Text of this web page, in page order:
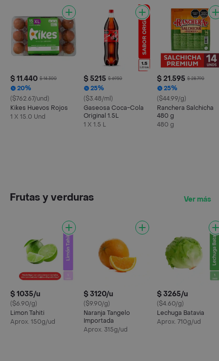
$ 11.440 $ 14.300
20%
($762.67/und)
Kikes Huevos Rojos
1 X 15.0 Und
$ 5215 $ 6950
25%
($3.48/ml)
Gaseosa Coca-Cola
Original 1.5L
1 X 1.5 L
$ 21.595 $ 28.790
25%
($44.99/g)
Ranchera Salchicha
480 g
480 g
Frutas y verduras Ver más
$ 1035/u
($6.90/g)
Limon Tahiti
Aprox. 150g/ud
$ 3120/u
($9.90/g)
Naranja Tangelo
Importada
Aprox. 315g/ud
$ 3265/u
($4.60/g)
Lechuga Batavia
Aprox. 710g/ud